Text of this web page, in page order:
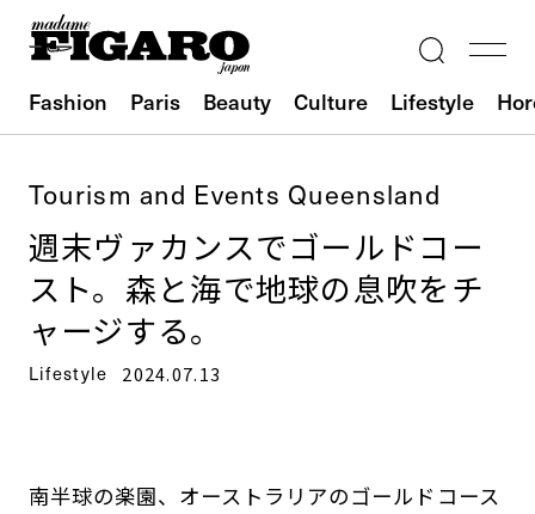
Fashion Paris Beauty Culture Lifestyle
Tourism and Events Queensland
週末ヴァカンスでゴールドコー
スト。森と海で地球の息吹をチ
ャージする。
Lifestyle 2024.07.13
南半球の楽園、オーストラリアのゴールドコース